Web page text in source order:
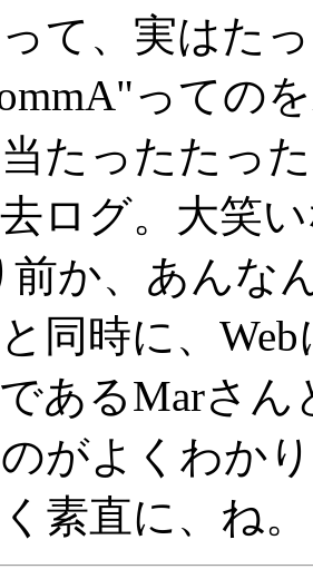
て、実はた
っての
たったたっ
ログ。大笑
前か、あんな
同時に、
あるMarさ
がよくわか
素直に、ね。